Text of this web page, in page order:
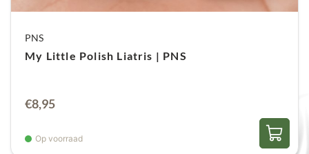
PNS
My Little Polish Liatris | PNS
€8,95
Op voorraad